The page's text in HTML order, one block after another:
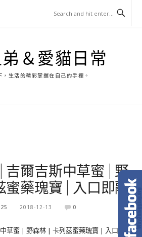
＆愛貓日常
，生活的精彩掌握在自己的手裡。
吉爾吉斯中草蜜 | 野
蜜藥瑰寶 | 入口即融
2018-12-13 0